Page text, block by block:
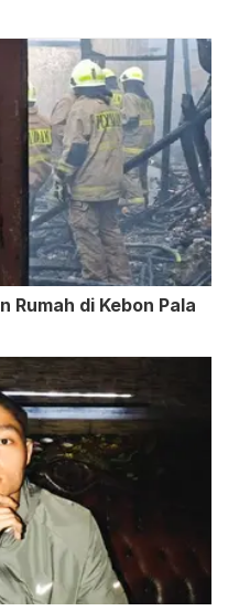
Rumah di Kebon Pala